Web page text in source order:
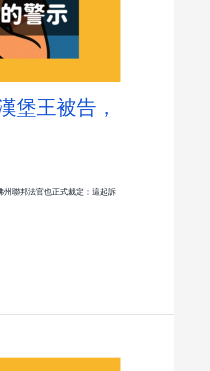
堡王被告，
聯邦法官也正式裁定：這起訴